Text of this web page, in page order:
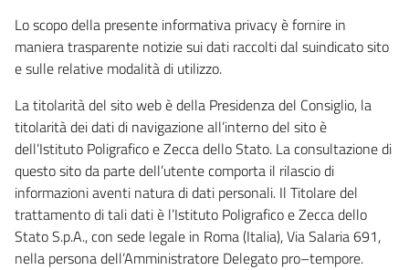
Lo scopo della presente informativa privacy è fornire in
maniera trasparente notizie sui dati raccolti dal suindicato sito
e sulle relative modalità di utilizzo.
La titolarità del sito web è della Presidenza del Consiglio, la
titolarità dei dati di navigazione all’interno del sito è
dell’Istituto Poligrafico e Zecca dello Stato. La consultazione di
questo sito da parte dell’utente comporta il rilascio di
informazioni aventi natura di dati personali. Il Titolare del
trattamento di tali dati è l’Istituto Poligrafico e Zecca dello
Stato S.p.A., con sede legale in Roma (Italia), Via Salaria 691,
nella persona dell’Amministratore Delegato pro–tempore.